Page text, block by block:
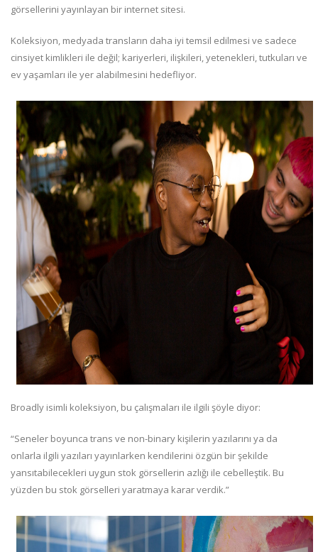
görsellerini yayınlayan bir internet sitesi.
Koleksiyon, medyada transların daha iyi temsil edilmesi ve sadece
cinsiyet kimlikleri ile değil; kariyerleri, ilişkileri, yetenekleri, tutkuları ve
ev yaşamları ile yer alabilmesini hedefliyor.
Broadly isimli koleksiyon, bu çalışmaları ile ilgili şöyle diyor:
“Seneler boyunca trans ve non-binary kişilerin yazılarını ya da
onlarla ilgili yazıları yayınlarken kendilerini özgün bir şekilde
yansıtabilecekleri uygun stok görsellerin azlığı ile cebelleştik. Bu
yüzden bu stok görselleri yaratmaya karar verdik.”